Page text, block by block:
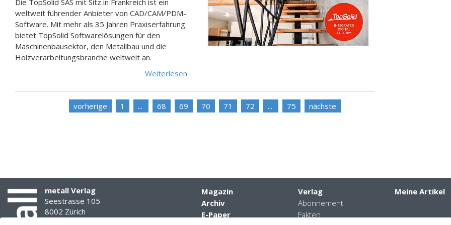
Die TopSolid SAS mit Sitz in Frankreich ist ein
weltweit führender Anbieter von CAD/CAM/PDM-
Software. Mit mehr als 35 Jahren Praxiserfahrung
bietet TopSolid Softwarelösungen für den
Maschinenbausektor, den Metallbau und die
Holzverarbeitungsbranche weltweit an.
Weiterlesen
vorherige 1 68 69 70 71 72 75 nächste
metall Verlag
Seestrasse 105
8002 Zürich
Magazin
Archiv
E-Paper
Verlag
Abonnement
Fakten
Meine Artikel